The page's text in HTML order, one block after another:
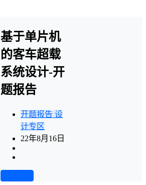
基于单片机
的客车超载
系统设计-开
题报告
开题报告 设
计专区
22年8月16日